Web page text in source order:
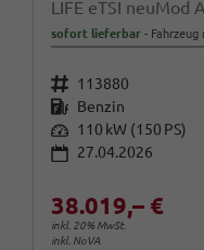
sofort lieferbar Fahrzeug
Fahrzeugnr. 113880
Kraftstoff Benzin
Leistung 110 kW (150 PS)
27.04.2026
38.019,– €
inkl. 20% MwSt.
inkl. NoVA